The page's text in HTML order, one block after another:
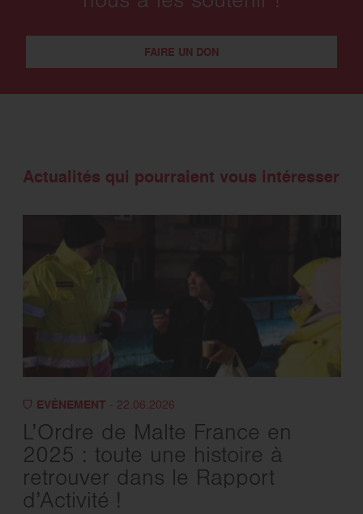
FAIRE UN DON
Actualités qui pourraient vous intéresser
EVÉNEMENT - 22.06.2026
L’Ordre de Malte France en
2025 : toute une histoire à
retrouver dans le Rapport
d’Activité !